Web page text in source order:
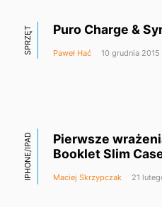
SPRZĘT Puro Charge &
Paweł Hać 10 grudnia 2015
IPHONE/IPAD
Pierwsze
Booklet Slim
Maciej Skrzypczak 21